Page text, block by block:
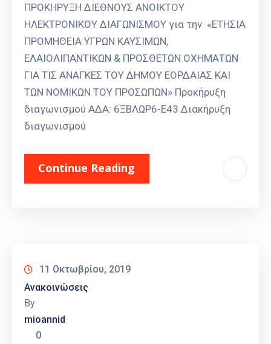
ΠΡΟΚΗΡΥΞΗ ΔΙΕΘΝΟΥΣ ΑΝΟΙΚΤΟΥ
ΗΛΕΚΤΡΟΝΙΚΟΥ ΔΙΑΓΩΝΙΣΜΟΥ για την «ΕΤΗΣΙΑ
ΠΡΟΜΗΘΕΙΑ ΥΓΡΩΝ ΚΑΥΣΙΜΩΝ,
ΕΛΑΙΟΛΙΠΑΝΤΙΚΩΝ & ΠΡΟΣΘΕΤΩΝ ΟΧΗΜΑΤΩΝ
ΓΙΑ ΤΙΣ ΑΝΑΓΚΕΣ ΤΟΥ ΔΗΜΟΥ ΕΟΡΔΑΙΑΣ ΚΑΙ
ΤΩΝ ΝΟΜΙΚΩΝ ΤΟΥ ΠΡΟΣΩΠΩΝ» Προκήρυξη
διαγωνισμού ΑΔΑ: 6ΞΒΛΩΡ6-Ε43 Διακήρυξη
διαγωνισμού
Continue Reading
11 Οκτωβρίου, 2019
Ανακοινώσεις
By
mioannid
0